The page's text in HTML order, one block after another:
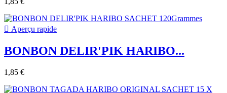
 Aperçu rapide
BONBON DELIR'PIK HARIBO...
1,85 €